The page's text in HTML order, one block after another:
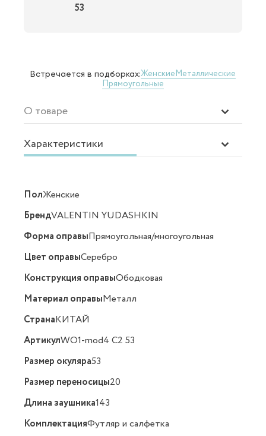
53
Встречается в подборках:ЖенскиеМеталлические
Прямоугольные
О товаре
Характеристики
ПолЖенские
БрендVALENTIN YUDASHKIN
Форма оправыПрямоугольная/многоугольная
Цвет оправыСеребро
Конструкция оправыОбодковая
Материал оправыМеталл
СтранаКИТАЙ
АртикулWO1-mod4 C2 53
Размер окуляра53
Размер переносицы20
Длина заушника143
КомплектацияФутляр и салфетка